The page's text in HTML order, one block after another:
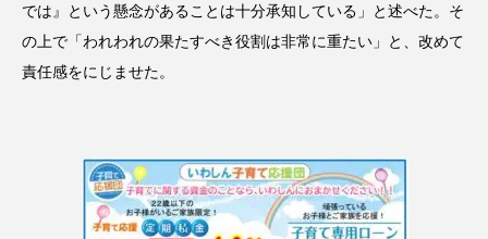
では』という懸念があることは十分承知している」と述べた。そ
の上で「われわれの果たすべき役割は非常に重たい」と、改めて
責任感をにじませた。